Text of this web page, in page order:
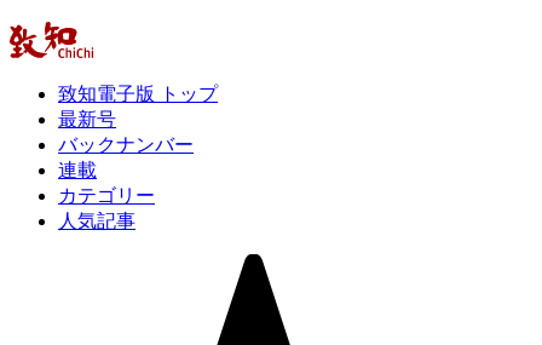
致知電子版 トップ
最新号
バックナンバー
連載
カテゴリー
人気記事